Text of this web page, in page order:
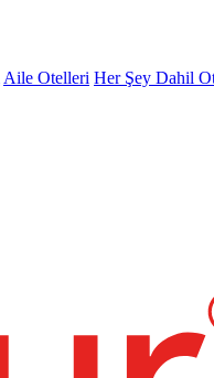
Aile Otelleri Her Şey Dahil